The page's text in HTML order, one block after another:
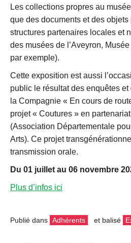
Les collections propres au
que des documents et des objets
structures partenaires locales et
des musées de l’Aveyron,
par exemple).
Cette exposition est aussi
public le résultat des enquêtes
la Compagnie « En cours de
projet « Coutures » en
(Association Départementale
Arts). Ce projet
transmission orale.
Du 01 juillet au 06 novembre
Plus d’infos ici
Publié dans Adhérents et balisé